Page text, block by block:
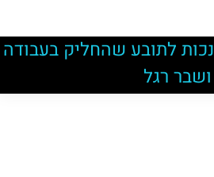
אישור זכאות 32% נכות לתובע שהחליק בעבודה
ושבר רגל